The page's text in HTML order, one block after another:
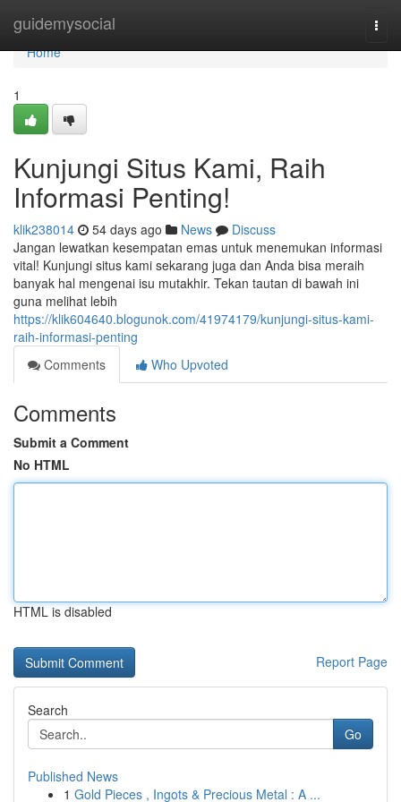
guidemysocial
Home
Home
1
Kunjungi Situs Kami, Raih
Informasi Penting!
klik238014 54 days ago News
Discuss
Jangan lewatkan kesempatan emas untuk menemukan informasi
vital! Kunjungi situs kami sekarang juga dan Anda bisa meraih
banyak hal mengenai isu mutakhir. Tekan tautan di bawah ini
guna melihat lebih
https://klik604640.blogunok.com/41974179/kunjungi-situs-kami-
raih-informasi-penting
Comments
Who Upvoted
Comments
Submit a Comment
No HTML
HTML is disabled
Report Page
Search
Go
Published News
1 Gold Pieces , Ingots & Precious Metal : A ...